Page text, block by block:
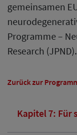
gemeinsamen
Programme –
Research (JPND).
Zurück zur
Kapitel 7: Für